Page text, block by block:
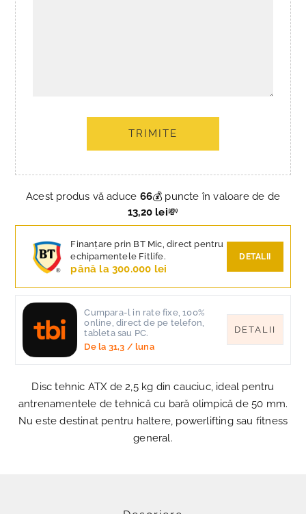
TRIMITE
Acest produs vă aduce 66💰 puncte în valoare de de
13,20 lei💸
Finanțare prin BT Mic, direct pentru
echipamentele Fitlife.
până la 300.000 lei
DETALII
Cumpara-l in rate fixe, 100%
online, direct de pe telefon,
tableta sau PC.
De la 31,3 / luna
DETALII
Disc tehnic ATX de 2,5 kg din cauciuc, ideal pentru
antrenamentele de tehnică cu bară olimpică de 50 mm.
Nu este destinat pentru haltere, powerlifting sau fitness
general.